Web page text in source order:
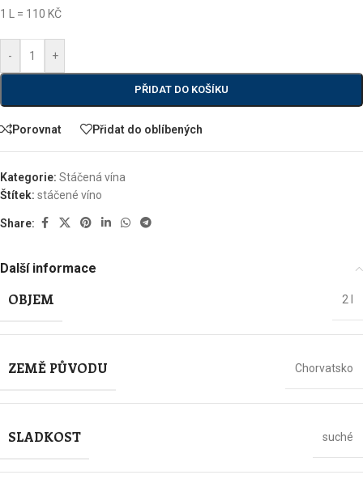
1 L = 110 KČ
- +
PŘIDAT DO KOŠÍKU
Porovnat Přidat do oblíbených
Kategorie: Stáčená vína
Štítek: stáčené víno
Share:
Další informace
OBJEM 2 l
ZEMĚ PŮVODU Chorvatsko
SLADKOST suché